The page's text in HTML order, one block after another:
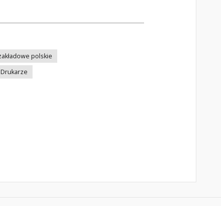
polskie
Drukarze